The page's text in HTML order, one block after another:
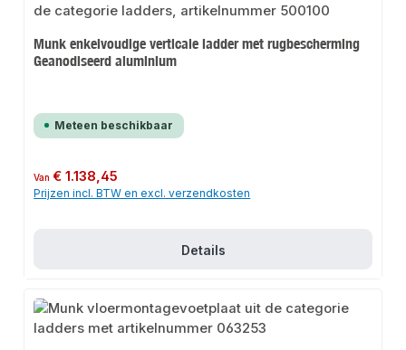
Munk enkelvoudige verticale ladder met rugbescherming
Geanodiseerd aluminium
Meteen beschikbaar
Normale prijs:
Van€ 1.138,45
Prijzen incl. BTW en excl. verzendkosten
Details